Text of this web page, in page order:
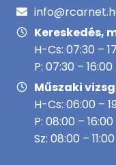
Kereskedés,
H-Cs: 07:30 –
P: 07:30 – 16:00
Műszaki
H-Cs: 06:00 –
P: 08:00 – 16:00
Sz: 08:00 – 11:00